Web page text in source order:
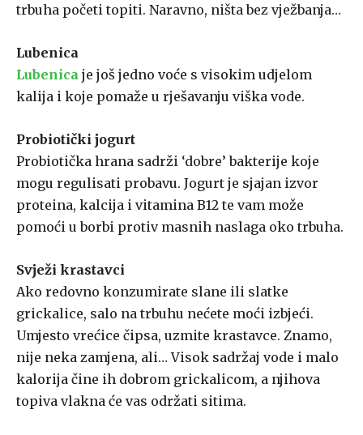
trbuha početi topiti. Naravno, ništa bez vježbanja…
Lubenica
Lubenica je još jedno voće s visokim udjelom
kalija i koje pomaže u rješavanju viška vode.
Probiotički jogurt
Probiotička hrana sadrži ‘dobre’ bakterije koje
mogu regulisati probavu. Jogurt je sjajan izvor
proteina, kalcija i vitamina B12 te vam može
pomoći u borbi protiv masnih naslaga oko trbuha.
Svježi krastavci
Ako redovno konzumirate slane ili slatke
grickalice, salo na trbuhu nećete moći izbjeći.
Umjesto vrećice čipsa, uzmite krastavce. Znamo,
nije neka zamjena, ali… Visok sadržaj vode i malo
kalorija čine ih dobrom grickalicom, a njihova
topiva vlakna će vas održati sitima.